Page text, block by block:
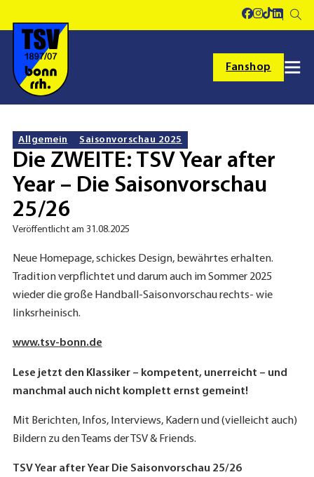
Fanshop
Allgemein Saisonvorschau 2025
Die ZWEITE: TSV Year after
Year – Die Saisonvorschau
25/26
Veröffentlicht am 31.08.2025
Neue Homepage, schickes Design, bewährtes erhalten.
Tradition verpflichtet und darum auch im Sommer 2025
wieder die große Handball-Saisonvorschau rechts- wie
linksrheinisch.
www.tsv-bonn.de
Lese jetzt den Klassiker – kompetent, unerreicht – und
manchmal auch nicht komplett ernst gemeint!
Mit Berichten, Infos, Interviews, Kadern und (vielleicht auch)
Bildern zu den Teams der TSV & Friends.
TSV Year after Year Die Saisonvorschau 25/26